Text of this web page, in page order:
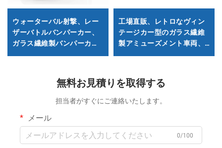
ウォーターバル射撃、レー
ザーバトルバンパーカー、
ガラス繊維製バンパーカ
ー、バッテリーバンパーカ
動バンパーカー、工場直販
工場直販、レトロなヴィン
テージカー型のガラス繊維
製アミューズメント車両、
屋内・屋外用で大人と子供
ブスクエアクルマ、電動照
明・音楽付き車両
無料お見積りを取得する
担当者がすぐにご連絡いたします。
メール
0/100